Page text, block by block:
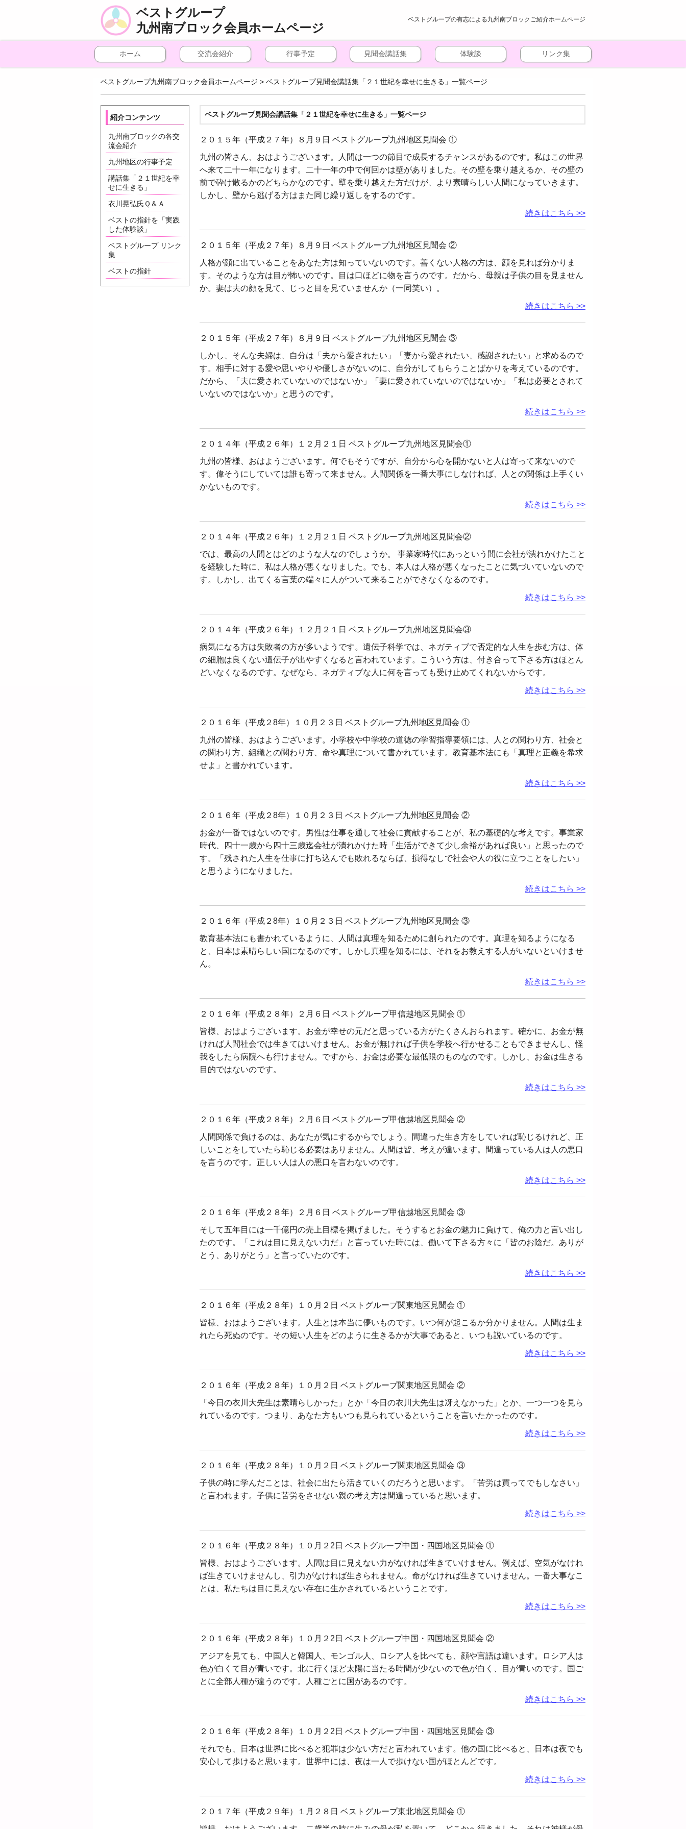
ベストグループの有志による九州南ブロックご紹介ホームページ
ベストグループ
九州南ブロック会員ホームページ
ホーム 交流会紹介 行事予定 見聞会講話集 体験談 リンク集
ベストグループ九州南ブロック会員ホームページ > ベストグループ見聞会講話集「２１世紀を幸せに生きる」一覧ページ
紹介コンテンツ
九州南ブロックの各交
流会紹介
九州地区の行事予定
講話集「２１世紀を幸
せに生きる」
衣川晃弘氏Ｑ＆Ａ
ベストの指針を「実践
した体験談」
ベストグループ リンク
集
ベストの指針
ベストグループ見聞会講話集「２１世紀を幸せに生きる」一覧ページ
２０１５年（平成２７年）８月９日 ベストグループ九州地区見聞会 ①
九州の皆さん、おはようございます。人間は一つの節目で成長するチャンスがあるのです。私はこの世界
へ来て二十一年になります。二十一年の中で何回かは壁がありました。その壁を乗り越えるか、その壁の
前で砕け散るかのどちらかなのです。壁を乗り越えた方だけが、より素晴らしい人間になっていきます。
しかし、壁から逃げる方はまた同じ繰り返しをするのです。
続きはこちら >>
２０１５年（平成２７年）８月９日 ベストグループ九州地区見聞会 ②
人格が顔に出ていることをあなた方は知っていないのです。善くない人格の方は、顔を見れば分かりま
す。そのような方は目が怖いのです。目は口ほどに物を言うのです。だから、母親は子供の目を見ません
か。妻は夫の顔を見て、じっと目を見ていませんか（一同笑い）。
続きはこちら >>
２０１５年（平成２７年）８月９日 ベストグループ九州地区見聞会 ③
しかし、そんな夫婦は、自分は「夫から愛されたい」「妻から愛されたい、感謝されたい」と求めるので
す。相手に対する愛や思いやりや優しさがないのに、自分がしてもらうことばかりを考えているのです。
だから、「夫に愛されていないのではないか」「妻に愛されていないのではないか」「私は必要とされて
いないのではないか」と思うのです。
続きはこちら >>
２０１４年（平成２６年）１２月２１日 ベストグループ九州地区見聞会①
九州の皆様、おはようございます。何でもそうですが、自分から心を開かないと人は寄って来ないので
す。偉そうにしていては誰も寄って来ません。人間関係を一番大事にしなければ、人との関係は上手くい
かないものです。
続きはこちら >>
２０１４年（平成２６年）１２月２１日 ベストグループ九州地区見聞会②
では、最高の人間とはどのような人なのでしょうか。 事業家時代にあっという間に会社が潰れかけたこと
を経験した時に、私は人格が悪くなりました。でも、本人は人格が悪くなったことに気づいていないので
す。しかし、出てくる言葉の端々に人がついて来ることができなくなるのです。
続きはこちら >>
２０１４年（平成２６年）１２月２１日 ベストグループ九州地区見聞会③
病気になる方は失敗者の方が多いようです。遺伝子科学では、ネガティブで否定的な人生を歩む方は、体
の細胞は良くない遺伝子が出やすくなると言われています。こういう方は、付き合って下さる方はほとん
どいなくなるのです。なぜなら、ネガティブな人に何を言っても受け止めてくれないからです。
続きはこちら >>
２０１６年（平成２8年）１０月２３日 ベストグループ九州地区見聞会 ①
九州の皆様、おはようございます。小学校や中学校の道徳の学習指導要領には、人との関わり方、社会と
の関わり方、組織との関わり方、命や真理について書かれています。教育基本法にも「真理と正義を希求
せよ」と書かれています。
続きはこちら >>
２０１６年（平成２8年）１０月２３日 ベストグループ九州地区見聞会 ②
お金が一番ではないのです。男性は仕事を通して社会に貢献することが、私の基礎的な考えです。事業家
時代、四十一歳から四十三歳迄会社が潰れかけた時「生活ができて少し余裕があれば良い」と思ったので
す。「残された人生を仕事に打ち込んでも敗れるならば、損得なしで社会や人の役に立つことをしたい」
と思うようになりました。
続きはこちら >>
２０１６年（平成２8年）１０月２３日 ベストグループ九州地区見聞会 ③
教育基本法にも書かれているように、人間は真理を知るために創られたのです。真理を知るようになる
と、日本は素晴らしい国になるのです。しかし真理を知るには、それをお教えする人がいないといけませ
ん。
続きはこちら >>
２０１６年（平成２８年）２月６日 ベストグループ甲信越地区見聞会 ①
皆様、おはようございます。お金が幸せの元だと思っている方がたくさんおられます。確かに、お金が無
ければ人間社会では生きてはいけません。お金が無ければ子供を学校へ行かせることもできませんし、怪
我をしたら病院へも行けません。ですから、お金は必要な最低限のものなのです。しかし、お金は生きる
目的ではないのです。
続きはこちら >>
２０１６年（平成２８年）２月６日 ベストグループ甲信越地区見聞会 ②
人間関係で負けるのは、あなたが気にするからでしょう。間違った生き方をしていれば恥じるけれど、正
しいことをしていたら恥じる必要はありません。人間は皆、考えが違います。間違っている人は人の悪口
を言うのです。正しい人は人の悪口を言わないのです。
続きはこちら >>
２０１６年（平成２８年）２月６日 ベストグループ甲信越地区見聞会 ③
そして五年目には一千億円の売上目標を掲げました。そうするとお金の魅力に負けて、俺の力と言い出し
たのです。「これは目に見えない力だ」と言っていた時には、働いて下さる方々に「皆のお陰だ。ありが
とう、ありがとう」と言っていたのです。
続きはこちら >>
２０１６年（平成２８年）１０月２日 ベストグループ関東地区見聞会 ①
皆様、おはようございます。人生とは本当に儚いものです。いつ何が起こるか分かりません。人間は生ま
れたら死ぬのです。その短い人生をどのように生きるかが大事であると、いつも説いているのです。
続きはこちら >>
２０１６年（平成２８年）１０月２日 ベストグループ関東地区見聞会 ②
「今日の衣川大先生は素晴らしかった」とか「今日の衣川大先生は冴えなかった」とか、一つ一つを見ら
れているのです。つまり、あなた方もいつも見られているということを言いたかったのです。
続きはこちら >>
２０１６年（平成２８年）１０月２日 ベストグループ関東地区見聞会 ③
子供の時に学んだことは、社会に出たら活きていくのだろうと思います。「苦労は買ってでもしなさい」
と言われます。子供に苦労をさせない親の考え方は間違っていると思います。
続きはこちら >>
２０１６年（平成２８年）１０月２2日 ベストグループ中国・四国地区見聞会 ①
皆様、おはようございます。人間は目に見えない力がなければ生きていけません。例えば、空気がなけれ
ば生きていけませんし、引力がなければ生きられません。命がなければ生きていけません。一番大事なこ
とは、私たちは目に見えない存在に生かされているということです。
続きはこちら >>
２０１６年（平成２８年）１０月２2日 ベストグループ中国・四国地区見聞会 ②
アジアを見ても、中国人と韓国人、モンゴル人、ロシア人を比べても、顔や言語は違います。ロシア人は
色が白くて目が青いです。北に行くほど太陽に当たる時間が少ないので色が白く、目が青いのです。国ご
とに全部人種が違うのです。人種ごとに国があるのです。
続きはこちら >>
２０１６年（平成２８年）１０月２2日 ベストグループ中国・四国地区見聞会 ③
それでも、日本は世界に比べると犯罪は少ない方だと言われています。他の国に比べると、日本は夜でも
安心して歩けると思います。世界中には、夜は一人で歩けない国がほとんどです。
続きはこちら >>
２０１７年（平成２９年）１月２８日 ベストグループ東北地区見聞会 ①